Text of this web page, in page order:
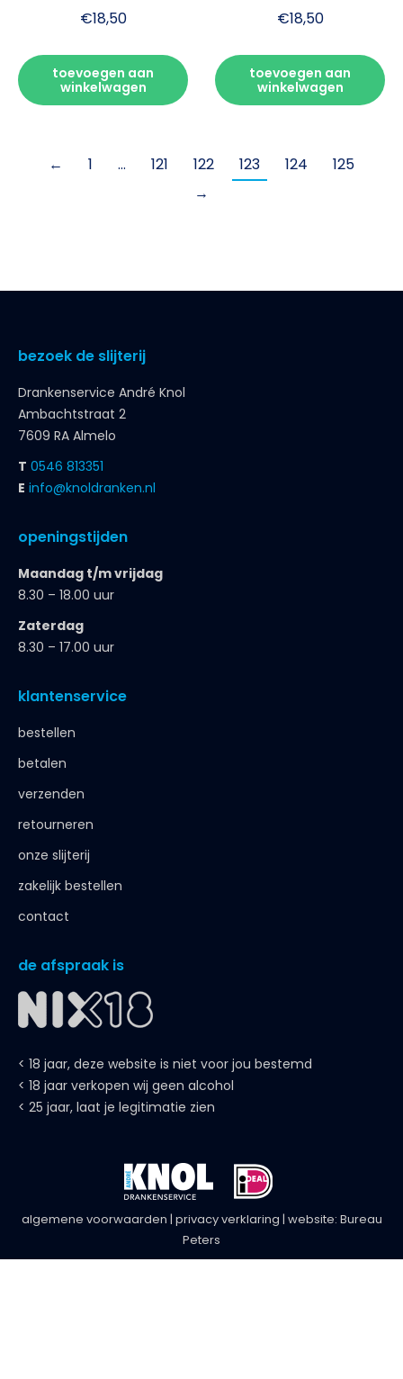
€18,50
toevoegen aan
winkelwagen
€18,50
toevoegen aan
winkelwagen
← 1 … 121 122 123 124
125
→
bezoek de slijterij
Drankenservice André Knol
Ambachtstraat 2
7609 RA Almelo
T 0546 813351
E info@knoldranken.nl
openingstijden
Maandag t/m vrijdag
8.30 – 18.00 uur
Zaterdag
8.30 – 17.00 uur
klantenservice
bestellen
betalen
verzenden
retourneren
onze slijterij
zakelijk bestellen
contact
de afspraak is
< 18 jaar, deze website is niet voor jou bestemd
< 18 jaar verkopen wij geen alcohol
< 25 jaar, laat je legitimatie zien
algemene voorwaarden | privacy verklaring | website: Bureau
Peters